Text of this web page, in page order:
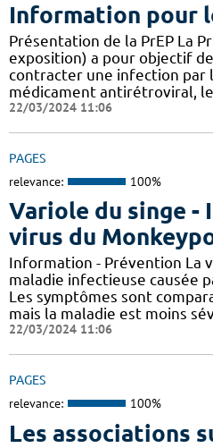
Information pour
Présentation de la PrEP La
exposition) a pour objectif
contracter une infection par
médicament antirétroviral,
22/03/2024 11:06
PAGES
relevance: 100%
Variole du singe -
virus du
Information - Prévention La
maladie infectieuse causée
Les symptômes sont
mais la maladie est moins
22/03/2024 11:06
PAGES
relevance: 100%
Les associations